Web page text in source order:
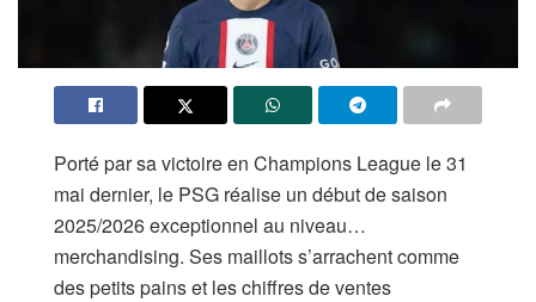
Porté par sa victoire en Champions League le 31
mai dernier, le PSG réalise un début de saison
2025/2026 exceptionnel au niveau…
merchandising. Ses maillots s’arrachent comme
des petits pains et les chiffres de ventes